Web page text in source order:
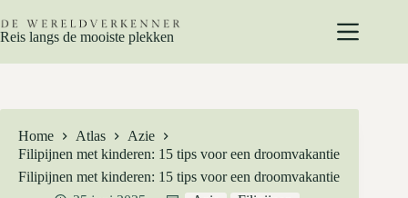
naar
de
Reis langs de mooiste plekken
Home Atlas
Azie
Filipijnen met kinderen: 15 tips voor een droomvakantie
Filipijnen met kinderen: 15 tips voor een droomvakantie